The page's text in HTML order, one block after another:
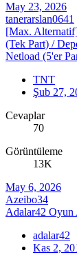
May 23, 2026
tanerarslan0641
[Max.
(Tek Part) /
Netload (5'er
TNT
Şub 27,
Cevaplar
70
Görüntüleme
13K
May 6, 2026
Azeibo34
Adalar42
adalar42
Kas 2,